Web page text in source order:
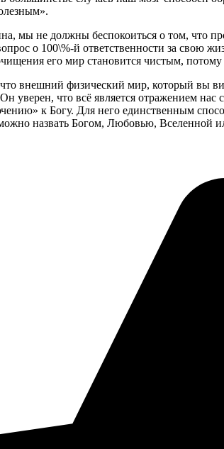
мы не должны беспокоиться о том, что
о 100\%-й ответственности за свою
его мир становится чистым,
внешний физический мир, который вы
что всё является отражением нас
к Богу. Для него единственным
назвать Богом, Любовью, Вселенной